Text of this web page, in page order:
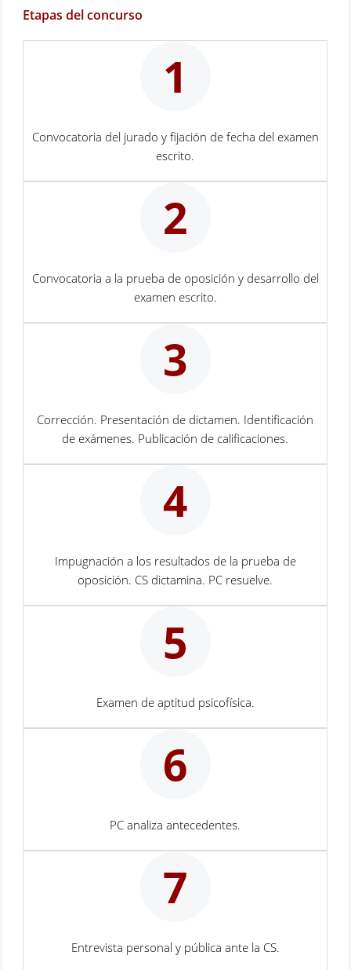
Etapas del concurso
1
Convocatoria del jurado y fijación de fecha del examen
escrito.
2
Convocatoria a la prueba de oposición y desarrollo del
examen escrito.
3
Corrección. Presentación de dictamen. Identificación
de exámenes. Publicación de calificaciones.
4
Impugnación a los resultados de la prueba de
oposición. CS dictamina. PC resuelve.
5
Examen de aptitud psicofísica.
6
PC analiza antecedentes.
7
Entrevista personal y pública ante la CS.